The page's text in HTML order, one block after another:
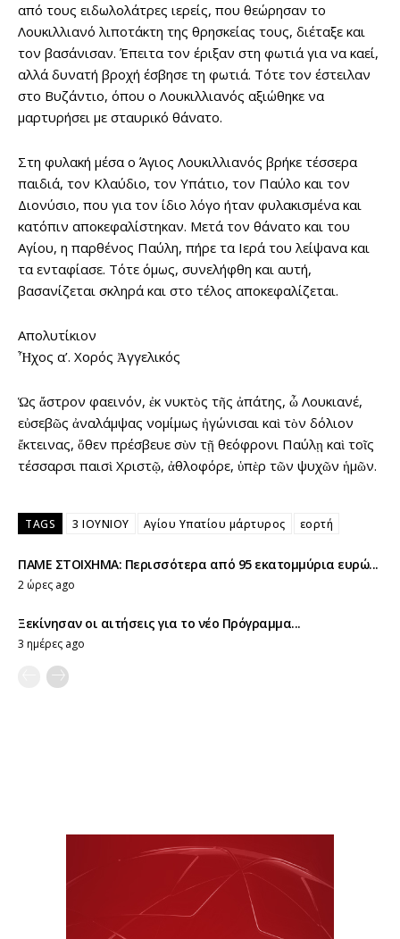
από τους ειδωλολάτρες ιερείς, που θεώρησαν το
Λουκιλλιανό λιποτάκτη της θρησκείας τους, διέταξε και
τον βασάνισαν. Έπειτα τον έριξαν στη φωτιά για να καεί,
αλλά δυνατή βροχή έσβησε τη φωτιά. Τότε τον έστειλαν
στο Βυζάντιο, όπου ο Λουκιλλιανός αξιώθηκε να
μαρτυρήσει με σταυρικό θάνατο.
Στη φυλακή μέσα ο Άγιος Λουκιλλιανός βρήκε τέσσερα
παιδιά, τον Κλαύδιο, τον Υπάτιο, τον Παύλο και τον
Διονύσιο, που για τον ίδιο λόγο ήταν φυλακισμένα και
κατόπιν αποκεφαλίστηκαν. Μετά τον θάνατο και του
Αγίου, η παρθένος Παύλη, πήρε τα Ιερά του λείψανα και
τα ενταφίασε. Τότε όμως, συνελήφθη και αυτή,
βασανίζεται σκληρά και στο τέλος αποκεφαλίζεται.
Απολυτίκιον
Ἦχος α’. Χορός Ἀγγελικός
Ὡς ἄστρον φαεινόν, ἐκ νυκτὸς τῆς ἀπάτης, ὦ Λουκιανέ,
εὐσεβῶς ἀναλάμψας νομίμως ἠγώνισαι καὶ τὸν δόλιον
ἔκτεινας, ὅθεν πρέσβευε σὺν τῇ θεόφρονι Παύλῃ καὶ τοῖς
τέσσαρσι παισὶ Χριστῷ, ἀθλοφόρε, ὑπὲρ τῶν ψυχῶν ἡμῶν.
TAGS 3 ΙΟΥΝΙΟΥ Αγίου Υπατίου μάρτυρος εορτή
ΠΑΜΕ ΣΤΟΙΧΗΜΑ: Περισσότερα από 95 εκατομμύρια ευρώ...
2 ώρες ago
Ξεκίνησαν οι αιτήσεις για το νέο Πρόγραμμα...
3 ημέρες ago